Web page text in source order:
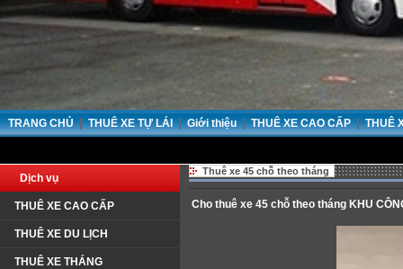
TRANG CHỦ | THUÊ XE TỰ LÁI | Giới thiệu | THUÊ XE CAO CẤP | THUÊ
Dịch vụ
THUÊ XE CAO CẤP
THUÊ XE DU LỊCH
THUÊ XE THÁNG
Thuê xe 45 chỗ theo tháng
Cho thuê xe 45 chỗ theo tháng KHU